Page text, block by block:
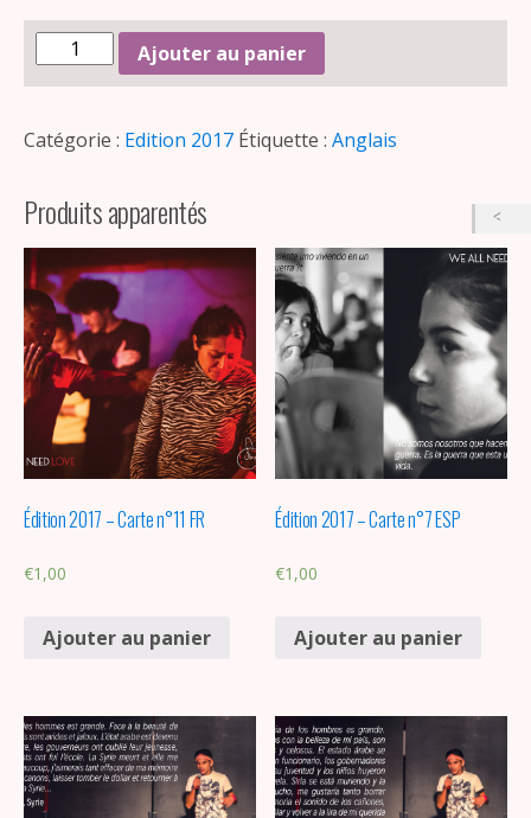
Ajouter au panier
Catégorie : Edition 2017 Étiquette : Anglais
Produits apparentés
Édition 2017 – Carte n°11 FR
€1,00
Ajouter au panier
Édition 2017 – Carte n°7 ESP
€1,00
Ajouter au panier